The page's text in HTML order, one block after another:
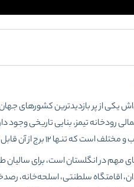
یکی از پر بازدیدترین کشورهای
تیمز، بنایی تاریخی وجود
از آن قابل بازدید برای عموم است.
مهم در انگلستان است، برای
اقامتگاه سلطنتی، اسلحه‌خانه،